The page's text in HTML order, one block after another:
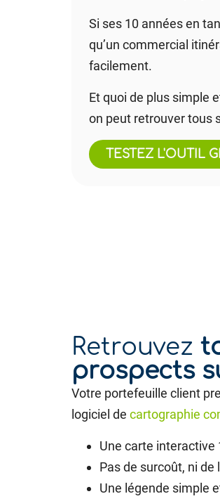
Si ses 10 années en
qu’un commercial
facilement.
Et quoi de plus simple
on peut retrouver tous
TESTEZ L'OUTIL
Retrouvez
prospects
Votre portefeuille client
logiciel de cartographie
Une carte interactive
Pas de surcoût, ni de
Une légende simple